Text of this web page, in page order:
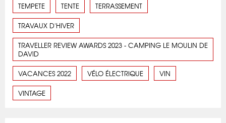
TEMPETE TENTE TERRASSEMENT
TRAVAUX D'HIVER
TRAVELLER REVIEW AWARDS 2023 - CAMPING LE MOULIN DE
DAVID
VACANCES 2022 VÉLO ÉLECTRIQUE VIN
VINTAGE